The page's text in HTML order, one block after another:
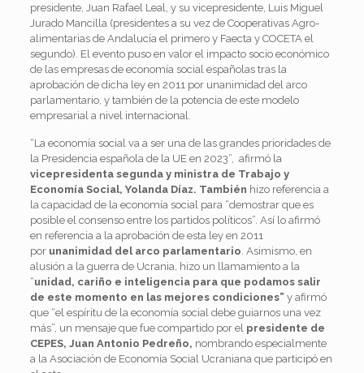
presidente, Juan Rafael Leal, y su vicepresidente, Luis Miguel
Jurado Mancilla (presidentes a su vez de Cooperativas Agro-
alimentarias de Andalucía el primero y Faecta y COCETA el
segundo). El evento puso en valor el impacto socio económico
de las empresas de economía social españolas tras la
aprobación de dicha ley en 2011 por unanimidad del arco
parlamentario, y también de la potencia de este modelo
empresarial a nivel internacional.
“La economía social va a ser una de las grandes prioridades de
la Presidencia española de la UE en 2023”, afirmó la
vicepresidenta segunda y ministra de Trabajo y
Economía Social, Yolanda Díaz. También hizo referencia a
la capacidad de la economía social para “demostrar que es
posible el consenso entre los partidos políticos”. Así lo afirmó
en referencia a la aprobación de esta ley en 2011
porunanimidad del arco parlamentario . Asimismo, en
alusión a la guerra de Ucrania, hizo un llamamiento a la
“unidad, cariño e inteligencia para que podamos salir
de este momento en las mejores condiciones” y afirmó
que “el espíritu de la economía social debe guiarnos una vez
más”, un mensaje que fue compartido por el presidente de
CEPES, Juan Antonio Pedreño, nombrando especialmente
a la Asociación de Economía Social Ucraniana que participó en